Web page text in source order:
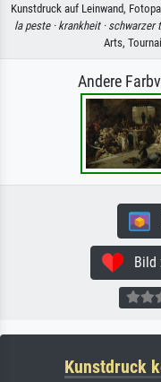
Kunstdruck auf Leinwand,
la peste · krankheit · schwarzer
Arts,
Andere
Bild
Kunstdruck